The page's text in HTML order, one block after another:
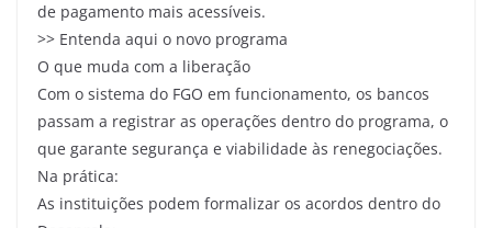
de pagamento mais acessíveis.
>> Entenda aqui o novo programa
O que muda com a liberação
Com o sistema do FGO em funcionamento, os bancos
passam a registrar as operações dentro do programa, o
que garante segurança e viabilidade às renegociações.
Na prática:
As instituições podem formalizar os acordos dentro do